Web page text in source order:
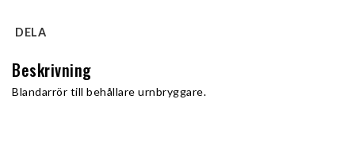
DELA
Beskrivning
Blandarrör till behållare urnbryggare.